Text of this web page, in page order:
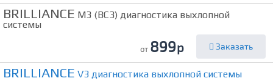
BRILLIANCE M3 (BC3) диагностика выхлопной
системы
от 899р Заказать
BRILLIANCE V3 диагностика выхлопной системы